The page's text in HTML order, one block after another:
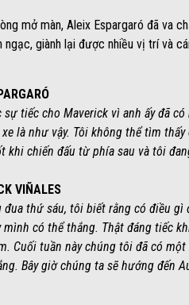
mở màn, Aleix Espargaró đã va
ngạc, giành lại được nhiều vị trí và
sự tiếc cho Maverick vì anh ấy đã
xe là như vậy. Tôi không thể tìm
khi chiến đấu từ phía sau và tôi
VIÑALES
đua thứ sáu, tôi biết rằng có điều
mình có thể thắng. Thật đáng tiếc
Cuối tuần này chúng tôi đã có
Bây giờ chúng ta sẽ hướng đến